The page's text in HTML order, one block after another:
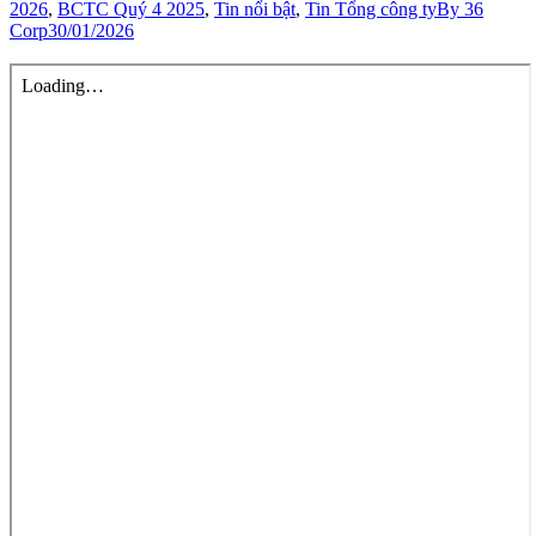
2026, BCTC Quý 4 2025, Tin nổi bật, Tin Tổng công tyBy 36
Corp30/01/2026